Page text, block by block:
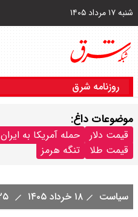
شنبه ۱۷ مرداد ۱۴۰۵
روزنامه شرق
موضوعات داغ:
قیمت دلار حمله آمریکا به ایران
قیمت طلا
تنگه هرمز
سیاست ۱۸ خرداد ۱۴۰۵